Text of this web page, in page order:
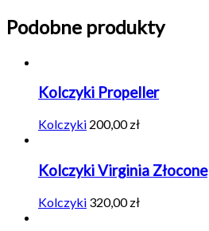
Podobne produkty
Kolczyki Propeller
Kolczyki 200,00zł
Kolczyki Virginia Złocone
Kolczyki 320,00zł